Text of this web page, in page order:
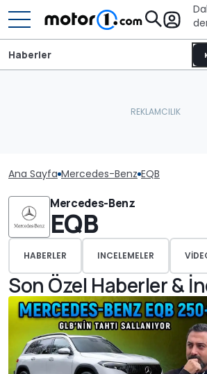
Haberler
Ana Sayfa Mercedes-Benz EQB
Mercedes-Benz
EQB
HABERLER INCELEMELER
Son Özel Haberler &